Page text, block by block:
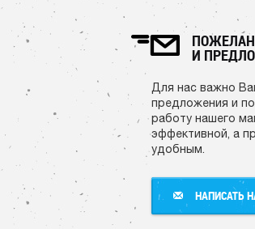
И
Для нас важно
предложения и
работу нашего
эффективной, а
удобным.
НАПИСАТЬ